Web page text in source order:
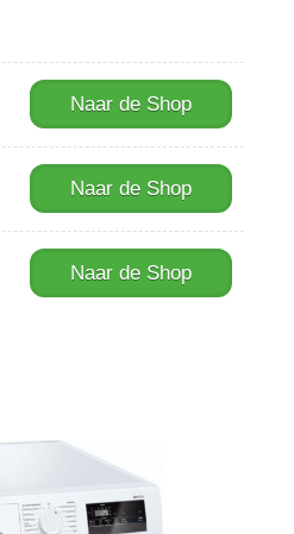
Naar de Shop
Naar de Shop
Naar de Shop